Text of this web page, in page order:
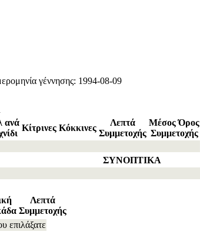
γέννησης: 1994-08-09
ανά
Κίτρινες Κόκκινες
Λεπτά
Συμμετοχής
Μέσος Όρος
Συμμετοχής
ΣΥΝΟΠΤΙΚΑ
Λεπτά
Συμμετοχής
επιλάξατε